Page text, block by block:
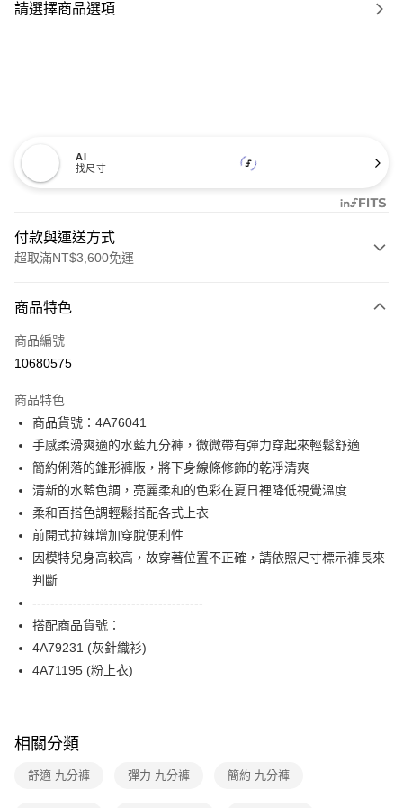
請選擇商品選項
AI
找尺寸
付款與運送方式
超取滿NT$3,600免運
信用卡一次付款
信用卡分期付款
合作金庫商業銀行
華南商業銀行
上海商業儲蓄銀行
台北富邦商業銀行
國泰世華商業銀行
兆豐國際商業銀行
臺灣中小企業銀行
台中商業銀行
匯豐（台灣）商業銀行
聯邦商業銀行
元大商業銀行
玉山商業銀行
星展（台灣）商業銀行
台新國際商業銀行
超商取貨付款
LINE Pay
Apple Pay
街口支付
【關於「AFTEE先享後付」】
AFTEE先享後付是「在收到商品之後才付款」的支付方式。 讓您購物簡單
便利好安心！
１．簡單：不需註冊會員、不需綁卡、不需儲值。
２．便利：只要手機號碼，簡訊認證，即可結帳。
３．安心：先確認商品／服務後，再付款。
結帳頁面，進行簡訊認證並確認金額後，即可完成結帳。
２．訂單成立數日內，您將收到繳費通知簡訊。
３．收到繳費通知簡訊後14天內，點擊此簡訊中的連結，可透過四大超商／
ATM／網路銀行／等多元方式進行付款，方視為交易完成。
ATM付款
運送方式
全家取貨付款
付款後全家FamilyMart取貨
商品特色
商品編號
10680575
商品特色
商品貨號：4A76041
手感柔滑爽適的水藍九分褲，微微帶有彈力穿起來輕鬆舒適
簡約俐落的錐形褲版，將下身線條修飾的乾淨清爽
清新的水藍色調，亮麗柔和的色彩在夏日裡降低視覺溫度
柔和百搭色調輕鬆搭配各式上衣
前開式拉鍊增加穿脫便利性
因模特兒身高較高，故穿著位置不正確，請依照尺寸標示褲長來
判斷
--------------------------------------
搭配商品貨號：
4A79231 (灰針織衫)
4A71195 (粉上衣)
相關分類
舒適 九分褲 彈力 九分褲 簡約 九分褲